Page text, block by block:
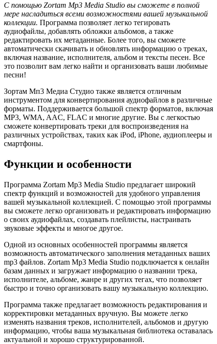
С помощью Zortam Mp3 Media Studio вы сможете в полной
мере насладиться всеми возможностями вашей музыкальной
коллекции. Программа позволяет легко тегировать
аудиофайлы, добавлять обложки альбомов, а также
редактировать их метаданные. Более того, вы сможете
автоматически скачивать и обновлять информацию о треках,
включая название, исполнителя, альбом и тексты песен. Все
это позволит вам легко найти и организовать ваши любимые
песни!
Зортам Мп3 Медиа Студио также является отличным
инструментом для конвертирования аудиофайлов в различные
форматы. Поддерживается большой спектр форматов, включая
MP3, WMA, AAC, FLAC и многие другие. Вы с легкостью
сможете конвертировать треки для воспроизведения на
различных устройствах, таких как iPod, iPhone, аудиоплееры и
смартфоны.
Функции и особенности
Программа Zortam Mp3 Media Studio предлагает широкий
спектр функций и возможностей для удобного управления
вашей музыкальной коллекцией. С помощью этой программы
вы сможете легко организовать и редактировать информацию
о своих аудиофайлах, создавать плейлисты, настраивать
звуковые эффекты и многое другое.
Одной из основных особенностей программы является
возможность автоматического заполнения метаданных ваших
mp3 файлов. Zortam Mp3 Media Studio подключается к онлайн
базам данных и загружает информацию о названии трека,
исполнителе, альбоме, жанре и других тегах, что позволяет
быстро и точно организовать вашу музыкальную коллекцию.
Программа также предлагает возможность редактирования и
корректировки метаданных вручную. Вы можете легко
изменять названия треков, исполнителей, альбомов и другую
информацию, чтобы ваша музыкальная библиотека оставалась
актуальной и хорошо структурированной.